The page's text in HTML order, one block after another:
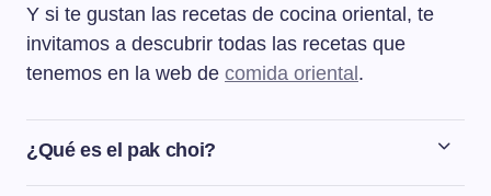
Y si te gustan las recetas de cocina oriental, te
invitamos a descubrir todas las recetas que
tenemos en la web de comida oriental .
¿Qué es el pak choi?
El pak choi se parece a una acelga pero en realidad es